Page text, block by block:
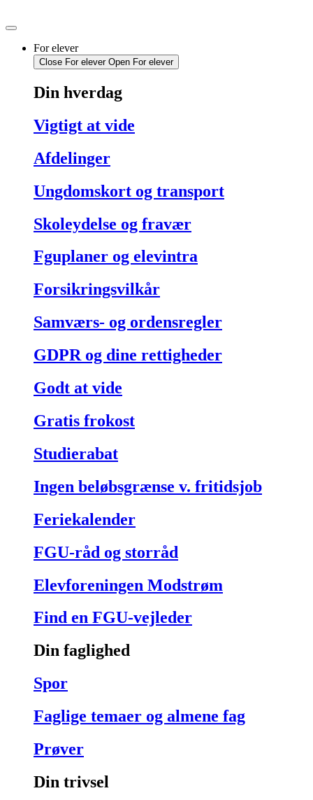
til
For elever
Close For elever Open For elever
Din hverdag
Vigtigt at vide
Afdelinger
Ungdomskort og transport
Skoleydelse og fravær
Fguplaner og elevintra
Forsikringsvilkår
Samværs- og ordensregler
GDPR og dine rettigheder
Godt at vide
Gratis frokost
Studierabat
Ingen beløbsgrænse v. fritidsjob
Feriekalender
FGU-råd og storråd
Elevforeningen Modstrøm
Find en FGU-vejleder
Din faglighed
Spor
Faglige temaer og almene fag
Prøver
Din trivsel